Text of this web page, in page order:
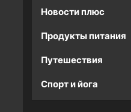
Новости плюс
Продукты питания
Путешествия
Спорт и йога